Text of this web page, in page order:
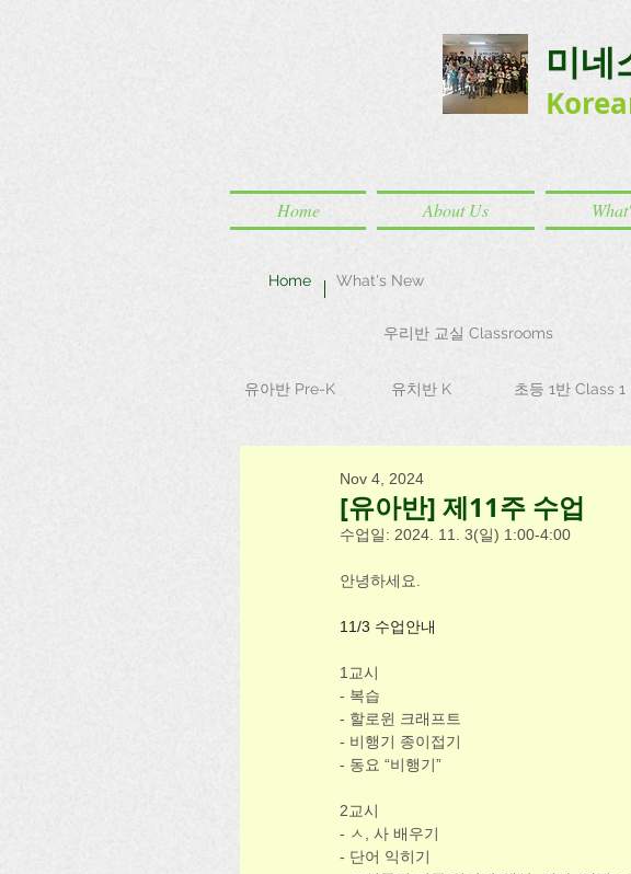
미네
Home About Us
Home What's New
우리반 교실 Classrooms
유아반 Pre-K 유치반 K 초등 1반 Class 1
[유아반] 제11주 수업
Nov 4, 2024
수업일: 2024. 11. 3(일) 1:00-4:00
안녕하세요.
11/3 수업안내
1교시
- 복습
- 할로윈 크래프트
- 비행기 종이접기
- 동요 “비행기”
2교시
- ㅅ, 사 배우기
- 단어 익히기